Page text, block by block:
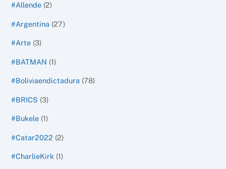
#Allende (2)
#Argentina (27)
#Arte (3)
#BATMAN (1)
#Boliviaendictadura (78)
#BRICS (3)
#Bukele (1)
#Catar2022 (2)
#CharlieKirk (1)